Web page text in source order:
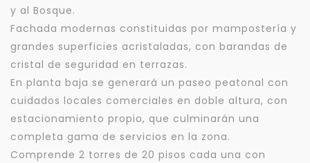
y al Bosque.
Fachada modernas constituidas por mampostería y
grandes superficies acristaladas, con barandas de
cristal de seguridad en terrazas.
En planta baja se generará un paseo peatonal con
cuidados locales comerciales en doble altura, con
estacionamiento propio, que culminarán una
completa gama de servicios en la zona.
Comprende 2 torres de 20 pisos cada una con